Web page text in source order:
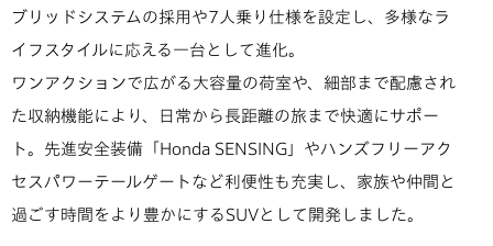
ブリッドシステムの採用や7人乗り仕様を設定し、多様なラ
イフスタイルに応える一台として進化。
ワンアクションで広がる大容量の荷室や、細部まで配慮され
た収納機能により、日常から長距離の旅まで快適にサポー
ト。先進安全装備「Honda SENSING」やハンズフリーアク
セスパワーテールゲートなど利便性も充実し、家族や仲間と
過ごす時間をより豊かにするSUVとして開発しました。